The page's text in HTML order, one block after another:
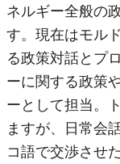
ネルギー全般の
す。現在はモル
る政策対話とプ
ーに関する政策
ーとして担当。
ますが、日常会
コ語で交渉させ